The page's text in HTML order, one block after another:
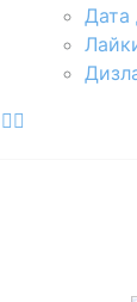
Дата